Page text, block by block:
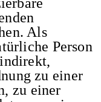
Als
Person
zu einer
zu einer